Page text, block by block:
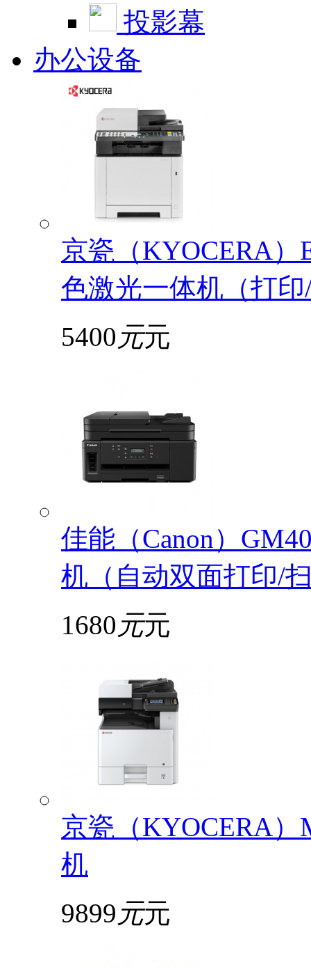
投影幕
办公设备
京瓷（KYOCERA）
色激光一体机（打
5400 元元
佳能（Canon）
机（自动双面打印/
1680 元元
京瓷（KYOCERA）
机
9899 元元